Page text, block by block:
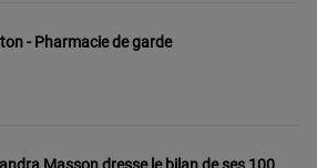
- Pharmacie de garde